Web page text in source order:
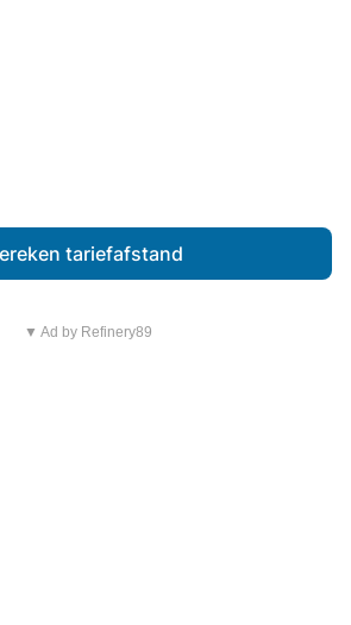
tariefafstand
▼ Ad by Refinery89